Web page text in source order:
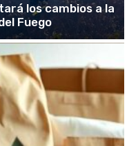
los cambios a la
Fuego